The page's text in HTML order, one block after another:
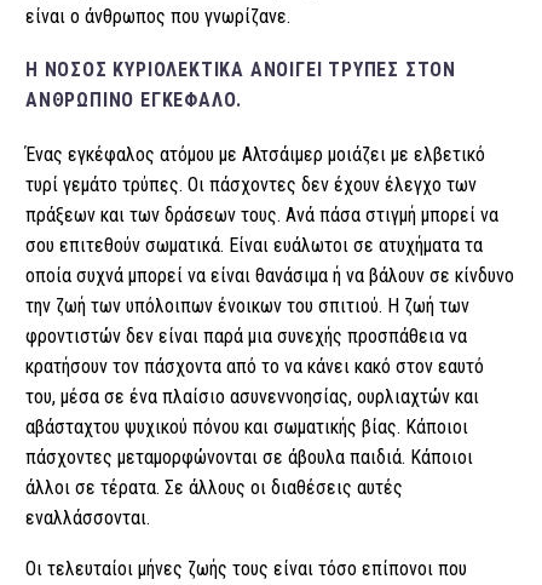
είναι ο άνθρωπος που γνωρίζανε.
Η ΝΌΣΟΣ ΚΥΡΙΟΛΕΚΤΙΚΆ ΑΝΟΊΓΕΙ ΤΡΎΠΕΣ ΣΤΟΝ
ΑΝΘΡΏΠΙΝΟ ΕΓΚΈΦΑΛΟ.
Ένας εγκέφαλος ατόμου με Αλτσάιμερ μοιάζει με ελβετικό
τυρί γεμάτο τρύπες. Οι πάσχοντες δεν έχουν έλεγχο των
πράξεων και των δράσεων τους. Ανά πάσα στιγμή μπορεί να
σου επιτεθούν σωματικά. Είναι ευάλωτοι σε ατυχήματα τα
οποία συχνά μπορεί να είναι θανάσιμα ή να βάλουν σε κίνδυνο
την ζωή των υπόλοιπων ένοικων του σπιτιού. Η ζωή των
φροντιστών δεν είναι παρά μια συνεχής προσπάθεια να
κρατήσουν τον πάσχοντα από το να κάνει κακό στον εαυτό
του, μέσα σε ένα πλαίσιο ασυνεννοησίας, ουρλιαχτών και
αβάσταχτου ψυχικού πόνου και σωματικής βίας. Κάποιοι
πάσχοντες μεταμορφώνονται σε άβουλα παιδιά. Κάποιοι
άλλοι σε τέρατα. Σε άλλους οι διαθέσεις αυτές
εναλλάσσονται.
Οι τελευταίοι μήνες ζωής τους είναι τόσο επίπονοι που